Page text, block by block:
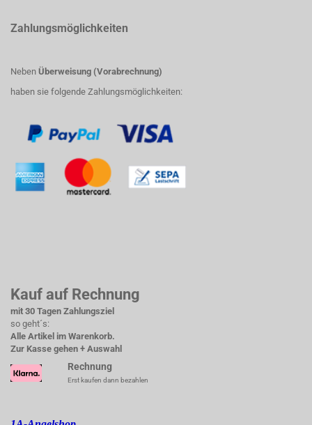
Zahlungsmöglichkeiten
Neben Überweisung (Vorabrechnung)
haben sie folgende Zahlungsmöglichkeiten:
Kauf auf Rechnung
mit 30 Tagen Zahlungsziel
so geht´s:
Alle Artikel im Warenkorb.
Zur Kasse gehen + Auswahl
Rechnung
Erst kaufen dann bezahlen